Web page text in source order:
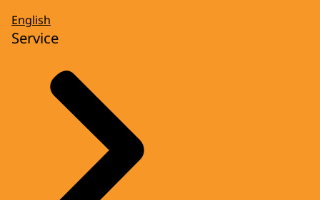
English
Service